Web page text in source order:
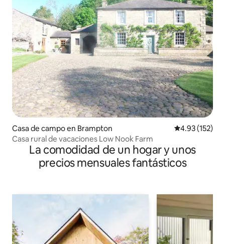
Casa de campo en Brampton Calificación
4.93 (152)
Casa rural de vacaciones Low Nook Farm
La comodidad de un hogar y unos
precios mensuales fantásticos